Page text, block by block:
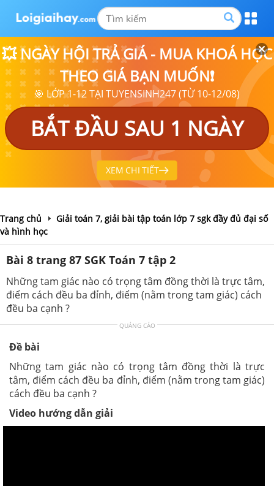
💥 NGÀY HỘI TRẢ GIÁ - MUA KHOÁ HỌC
THEO GIÁ BẠN MUỐN❗
🎯 LỚP 1-12 TẠI TUYENSINH247 (TỪ 10-12/08)
BẮT ĐẦU SAU 1 NGÀY
XEM CHI TIẾT
Trang chủ
Giải toán 7, giải bài tập toán lớp 7 sgk đầy đủ đại số
và hình học
Bài 8 trang 87 SGK Toán 7 tập 2
Những tam giác nào có trọng tâm đồng thời là trực tâm,
điểm cách đều ba đỉnh, điểm (nằm trong tam giác) cách
đều ba cạnh ?
QUẢNG CÁO
Đề bài
Những tam giác nào có trọng tâm đồng thời là trực
tâm, điểm cách đều ba đỉnh, điểm (nằm trong tam giác)
cách đều ba cạnh ?
Video hướng dẫn giải